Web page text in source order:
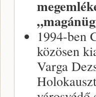
1994-ben
közösen
Varga